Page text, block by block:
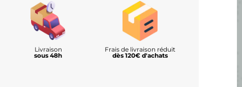
Livraison
sous 48h
Frais de livraison réduit
dès 120€ d'achats